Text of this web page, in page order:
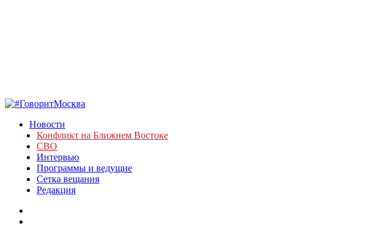
Новости
Конфликт на Ближнем Востоке
СВО
Интервью
Программы и ведущие
Сетка вещания
Редакция